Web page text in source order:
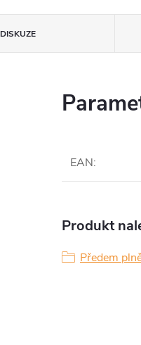
DISKUZE
EAN:
Produkt
Předem